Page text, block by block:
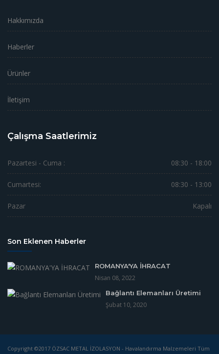
Hakkımızda
Haberler
Ürünler
İletişim
Çalışma Saatlerimiz
Pazartesi - Cuma : 08:30 - 18:00
Cumartesi: 08:30 - 13:00
Pazar Kapalı
Son Eklenen Haberler
ROMANYA'YA İHRACAT
Nisan 08, 2022
Bağlantı Elemanları Üretimi
Şubat 10, 2020
Copyright ©2017 ÖZSAC METAL İZOLASYON - Havalandırma Malzemeleri Tüm